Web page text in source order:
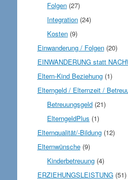
Folgen (27)
Integration (24)
Kosten (9)
Einwanderung / Folgen(20)
EINWANDERUNG statt
Eltern-Kind Beziehung(1)
Elterngeld / Elternzeit /
Betreuungsgeld (21)
ElterngeldPlus (1)
Elternqualität/-Bildung(12)
Elternwünsche(9)
Kinderbetreuung (4)
ERZIEHUNGSLEISTUNG(51)